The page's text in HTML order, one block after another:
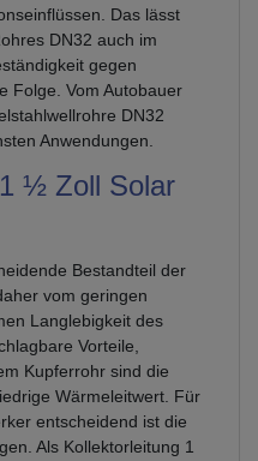
Das lässt
DN32 auch im
gegen
Folge. Vom Autobauer
DN32
Anwendungen.
½ Zoll Solar
Bestandteil der
vom geringen
Langlebigkeit des
Vorteile,
Kupferrohr sind die
Wärmeleitwert. Für
entscheidend ist die
Als Kollektorleitung 1